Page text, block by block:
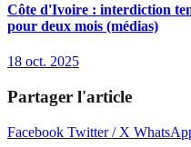
Côte d'Ivoire : interdiction
pour deux mois (médias)
18 oct. 2025
Partager l'article
Facebook Twitter / X